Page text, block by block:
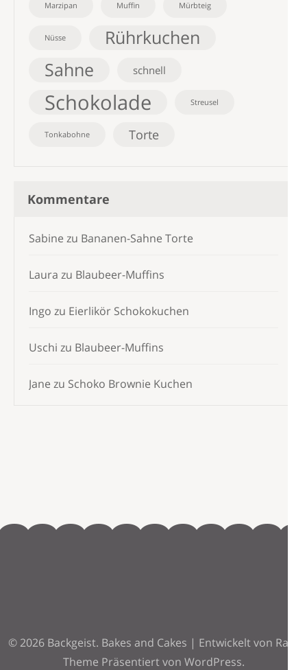
Marzipan Muffin Mürbteig
Nüsse
Rührkuchen
Sahne
schnell
Schokolade Streusel
Tonkabohne Torte
Kommentare
Sabine zu Bananen-Sahne Torte
Laura zu Blaubeer-Muffins
Ingo zu Eierlikör Schokokuchen
Uschi zu Blaubeer-Muffins
Jane zu Schoko Brownie Kuchen
© 2026 Backgeist. Bakes and Cakes | Entwickelt von Rara
Theme Präsentiert von WordPress.